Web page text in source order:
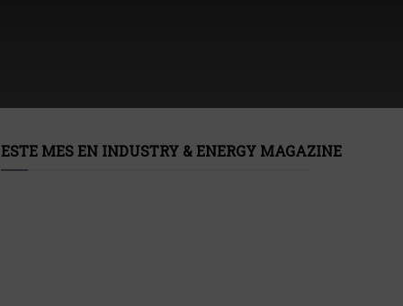
ESTE MES EN INDUSTRY & ENERGY MAGAZINE